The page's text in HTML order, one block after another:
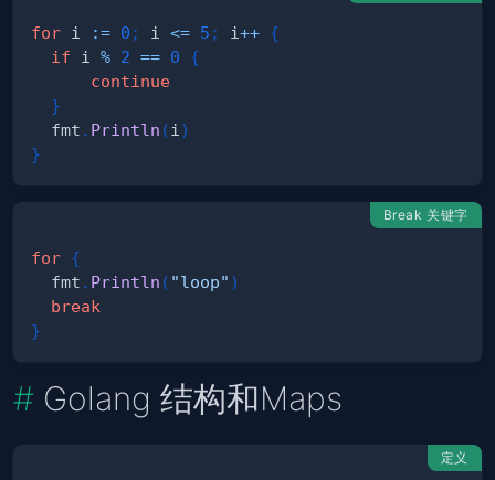
for i := 0 ; i <= 5 ; i++ {
if i % 2 == 0
{
continue
}
  fmt
. Println ( i )
}
Break 关键字
for {
  fmt
. Println ( "loop" )
break
}
Golang 结构和Maps
定义